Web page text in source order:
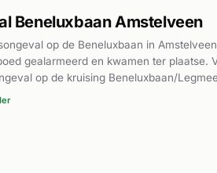
Beneluxbaan Amstelveen
op de Beneluxbaan in
gealarmeerd en kwamen ter plaatse.
op de kruising Beneluxbaan/
toedracht van het ongeval werd